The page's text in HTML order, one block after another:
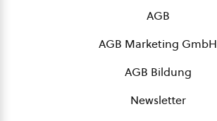
AGB
AGB Marketing GmbH
AGB Bildung
Newsletter